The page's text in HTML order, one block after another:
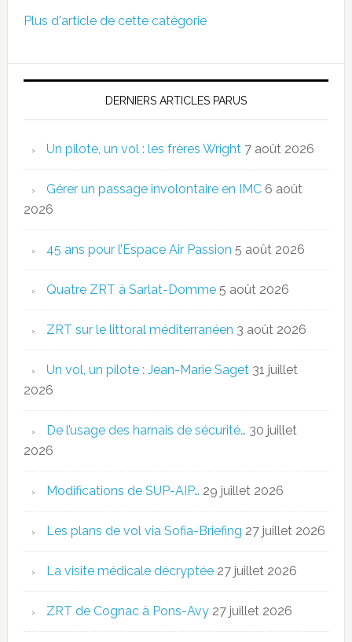
Plus d'article de cette catégorie
DERNIERS ARTICLES PARUS
Un pilote, un vol : les frères Wright 7 août 2026
Gérer un passage involontaire en IMC 6 août
2026
45 ans pour l’Espace Air Passion 5 août 2026
Quatre ZRT à Sarlat-Domme 5 août 2026
ZRT sur le littoral méditerranéen 3 août 2026
Un vol, un pilote : Jean-Marie Saget 31 juillet
2026
De l’usage des harnais de sécurité… 30 juillet
2026
Modifications de SUP-AIP… 29 juillet 2026
Les plans de vol via Sofia-Briefing 27 juillet 2026
La visite médicale décryptée 27 juillet 2026
ZRT de Cognac à Pons-Avy 27 juillet 2026